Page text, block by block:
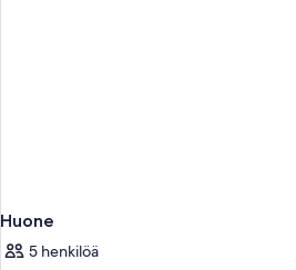
Huone
5 henkilöä